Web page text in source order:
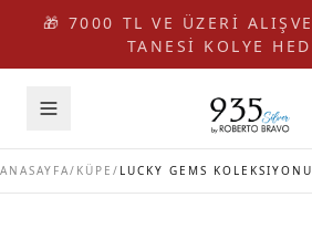
🎁 7000 TL VE ÜZERİ
TANESİ KOLYE
ANASAYFA/ KÜPE /